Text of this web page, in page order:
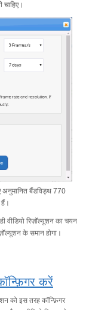
बैंडविड्थ 770
वीडियो रिज़ॉल्यूशन का चयन
के समान होगा।
करें
को इस तरह कॉन्फ़िगर